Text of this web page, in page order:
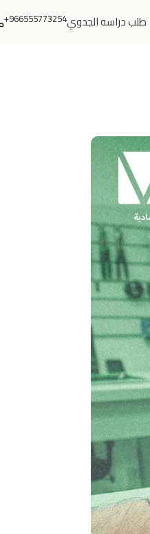
طلب دراسه الجدوي966555773254+